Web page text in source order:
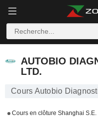
AUTOBIO
LTD.
Cours Autobio
Cours en clôture Shanghai S.E.